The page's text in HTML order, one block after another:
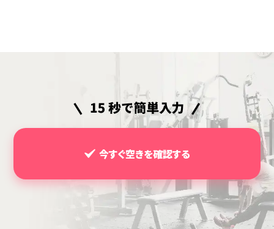
今すぐ空きを確認する